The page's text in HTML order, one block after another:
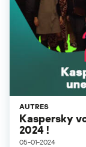
AUTRES
Kaspersky
2024 !
05-01-2024